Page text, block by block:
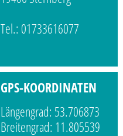
Tel.: 01733616077
GPS-KOORDINATEN
Längengrad: 53.706873
Breitengrad: 11.805539